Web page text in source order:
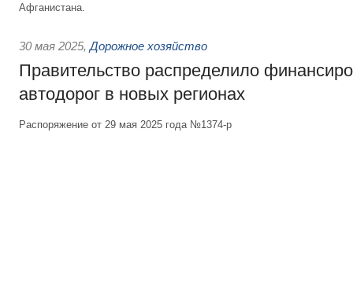
Афганистана.
30 мая 2025, Дорожное хозяйство
Правительство распределило
автодорог в новых регионах
Распоряжение от 29 мая 2025 года №1374-р